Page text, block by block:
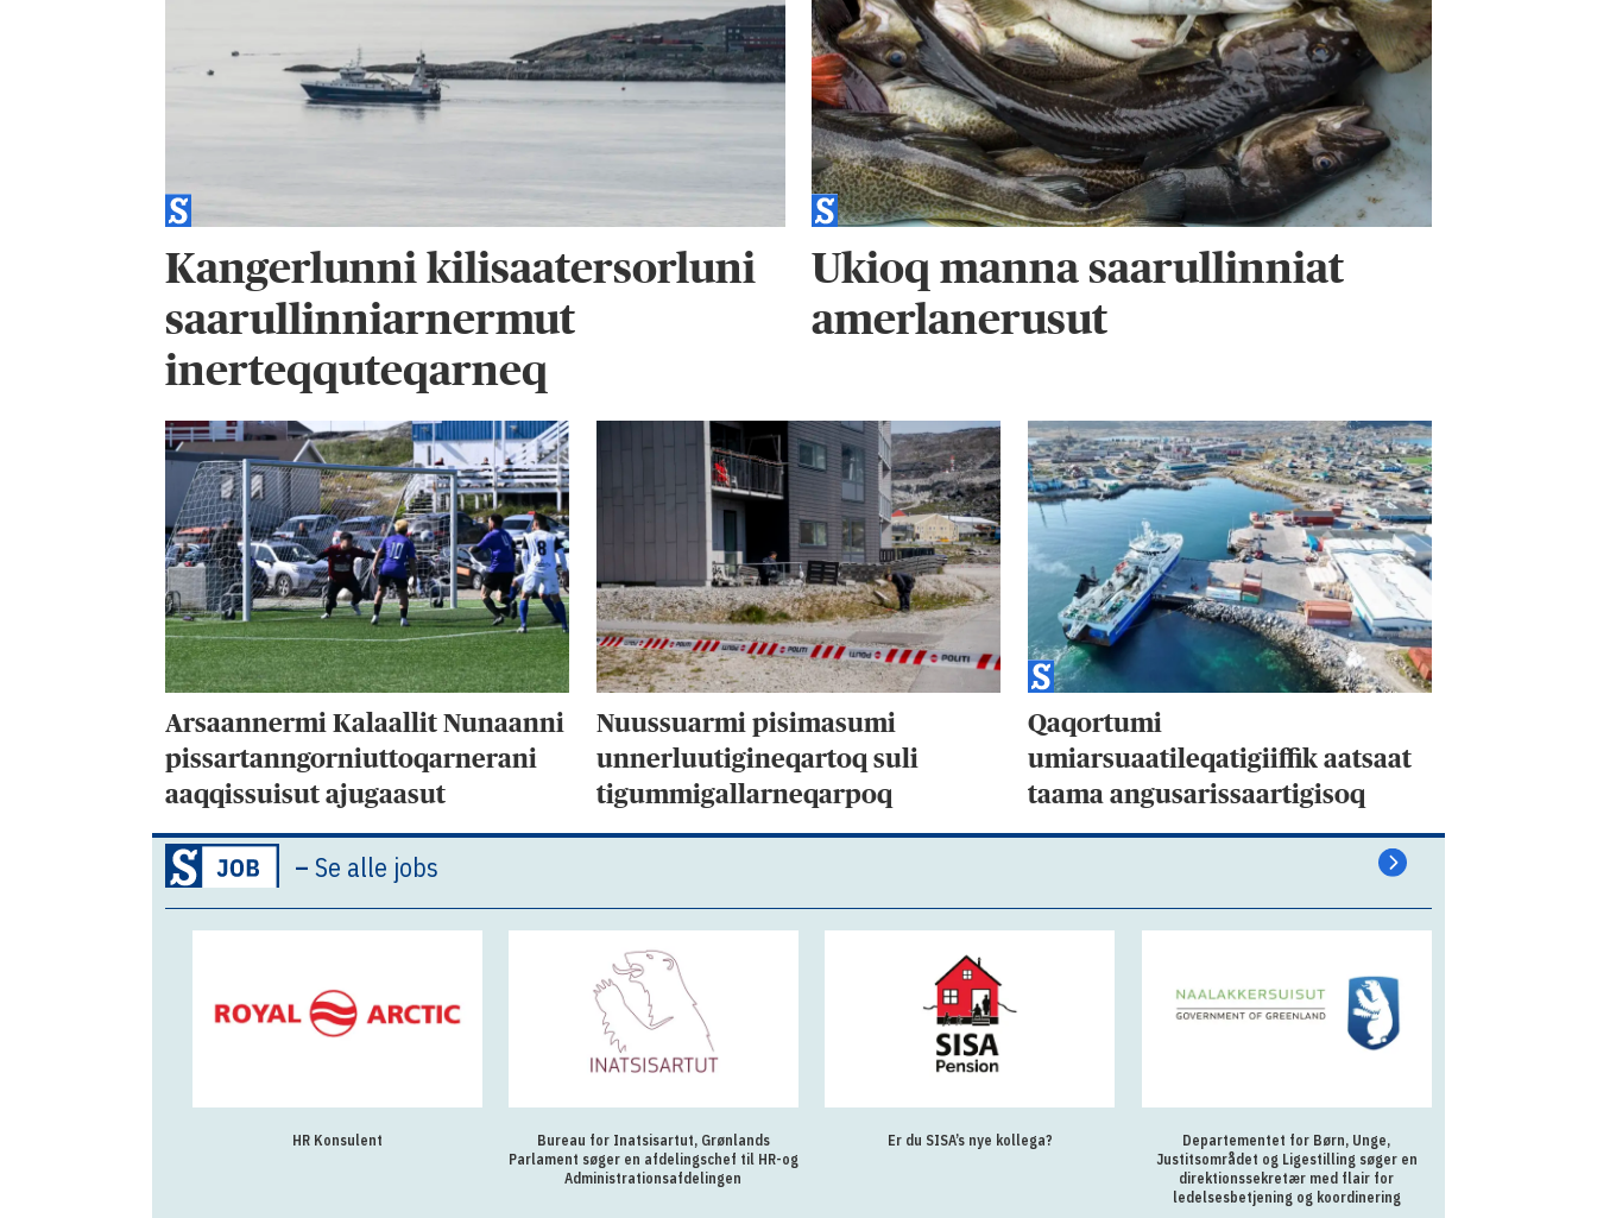
Kangerlunni kilisaatersorluni
saarullinniarnermut
inerteqquteqarneq
Ukioq manna saarullinniat
amerlanerusut
Arsaannermi Kalaallit Nunaanni
pissartanngorniuttoqarnerani
aaqqissuisut ajugaasut
Nuussuarmi pisimasumi
unnerluutigineqartoq suli
tigummigallarneqarpoq
Qaqortumi
umiarsuaatileqatigiiffik aatsaat
taama angusarissaartigisoq
– Se alle jobs
HR Konsulent
Bureau for Inatsisartut, Grønlands
Parlament søger en afdelingschef til HR-og
Administrationsafdelingen
Er du SISA’s nye kollega?
Departementet for Børn, Unge,
Justitsområdet og Ligestilling søger en
direktionssekretær med flair for
ledelsesbetjening og koordinering